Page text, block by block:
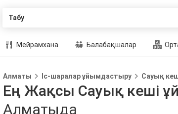
Табу
Мейрамхана Балабақшалар
Алматы Іс-шаралар ұйымдастыру Сауық
Ең Жақсы Сауық кеші
Алматыда